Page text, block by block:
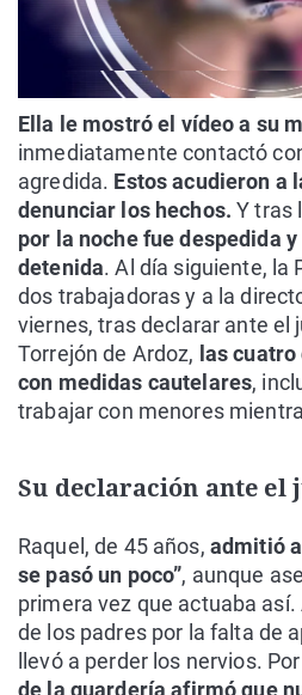
Ella le mostró el vídeo a su
inmediatamente contactó
agredida. Estos acudieron a
denunciar los hechos.Y tras
por la noche fue despedida
detenida. Al día siguiente, la
dos trabajadoras y a la
viernes, tras declarar ante el
Torrejón de Ardoz, las
con medidas cautelares,
trabajar con menores
Su declaración ante el
Raquel, de 45 años, admitió
se pasó un poco”, aunque
primera vez que actuaba
de los padres por la falta de
llevó a perder los nervios.
de la guardería afirmó que